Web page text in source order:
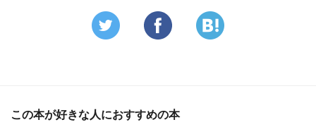
この本が好きな人におすすめの本